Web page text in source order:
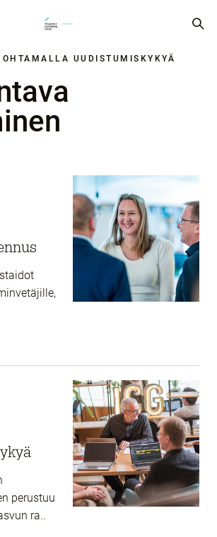
UUDISTUMISKYKYÄ
perustuu
ra..